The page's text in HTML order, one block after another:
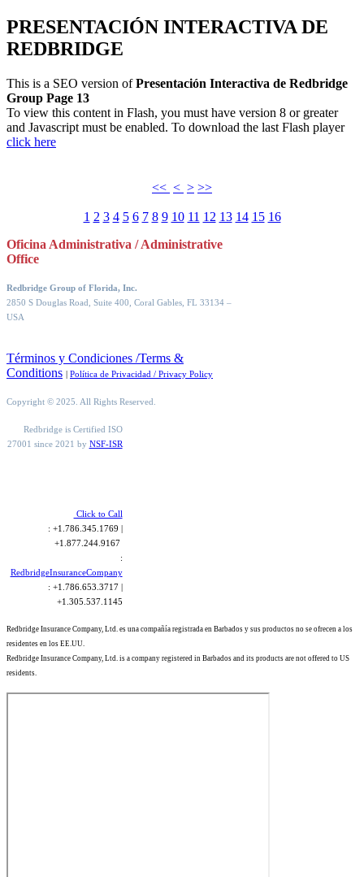
PRESENTACIÓN INTERACTIVA DE
REDBRIDGE
This is a SEO version ofPresentación Interactiva de Redbridge
Group Page 13
To view this content in Flash, you must have version 8 or greater
and Javascript must be enabled. To download the last Flash player
click here
<< < > >>
1 2 3 4 5 6 7 8 9 10 11 12 13 14 15 16
Oficina Administrativa / Administrative
Office
Redbridge Group of Florida, Inc.
2850 S Douglas Road, Suite 400, Coral Gables, FL 33134 –
USA
Términos y Condiciones /Terms &
Conditions | Política de Privacidad / Privacy Policy
Copyright © 2025. All Rights Reserved.
Redbridge is Certified ISO
27001 since 2021 by NSF-ISR
Click to Call
: +1.786.345.1769 |
+1.877.244.9167
:
RedbridgeInsuranceCompany
: +1.786.653.3717 |
+1.305.537.1145
Redbridge Insurance Company, Ltd. es una compañía registrada en Barbados y sus productos no se ofrecen a los
residentes en los EE.UU.
Redbridge Insurance Company, Ltd. is a company registered in Barbados and its products are not offered to US
residents.